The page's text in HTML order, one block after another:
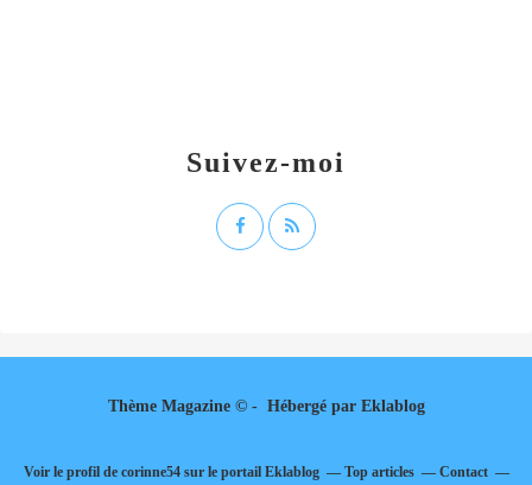
Suivez-moi
Thème Magazine © - Hébergé par Eklablog
Voir le profil de corinne54sur le portail Eklablog Top articles
Contact